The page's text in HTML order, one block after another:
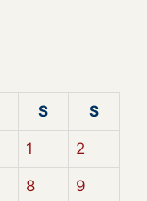
S S
1 2
8 9